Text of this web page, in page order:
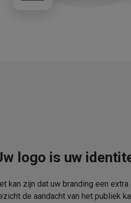
logo is uw
kan zijn dat uw branding een
de aandacht van het publiek